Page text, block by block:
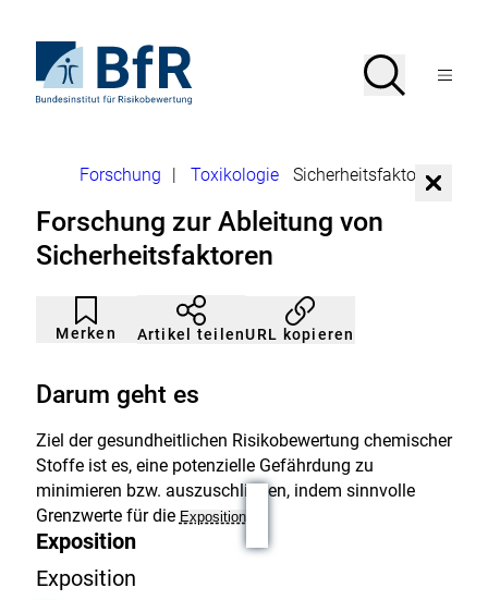
Seiteninhalt
springenStartseite
von
Suche
SucheMenü
Brotkrumennavigation
Forschung Toxikologie Sicherheitsfaktoren
Forschung zur Ableitung von
Sicherheitsfaktoren
Merken
Artikel
nicht
gemerkt
Durch
Klicken
der
Artikel teilenURL kopieren
Darum geht es
Ziel der gesundheitlichen Risikobewertung chemischer
Stoffe ist es, eine potenzielle Gefährdung zu
minimieren bzw. auszuschließen, indem sinnvolle
Grenzwerte für die Exposition
D
Exposition
Exposition